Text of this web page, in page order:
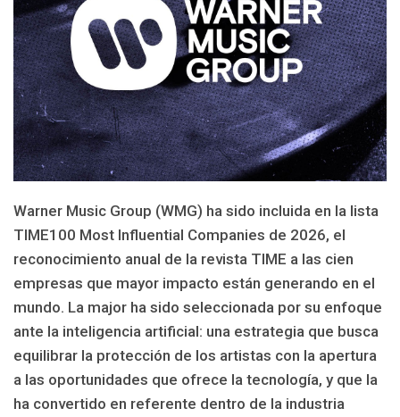
Warner Music Group (WMG) ha sido incluida en la lista
TIME100 Most Influential Companies de 2026, el
reconocimiento anual de la revista TIME a las cien
empresas que mayor impacto están generando en el
mundo. La major ha sido seleccionada por su enfoque
ante la inteligencia artificial: una estrategia que busca
equilibrar la protección de los artistas con la apertura
a las oportunidades que ofrece la tecnología, y que la
ha convertido en referente dentro de la industria